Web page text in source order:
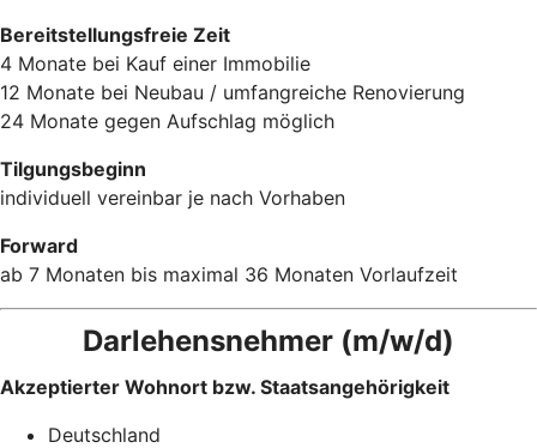
Bereitstellungsfreie Zeit
4 Monate bei Kauf einer Immobilie
12 Monate bei Neubau / umfangreiche Renovierung
24 Monate gegen Aufschlag möglich
Tilgungsbeginn
individuell vereinbar je nach Vorhaben
Forward
ab 7 Monaten bis maximal 36 Monaten Vorlaufzeit
Darlehensnehmer (m/w/d)
Akzeptierter Wohnort bzw. Staatsangehörigkeit
Deutschland